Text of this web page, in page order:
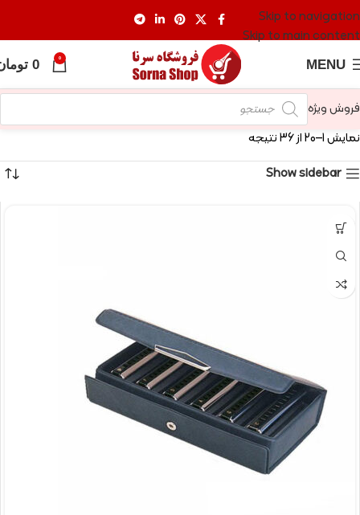
Skip to navigation
Skip to main content
MENU
0
0
فروش ویژه
نمایش 1–20 از 36 نتیجه
Show sidebar